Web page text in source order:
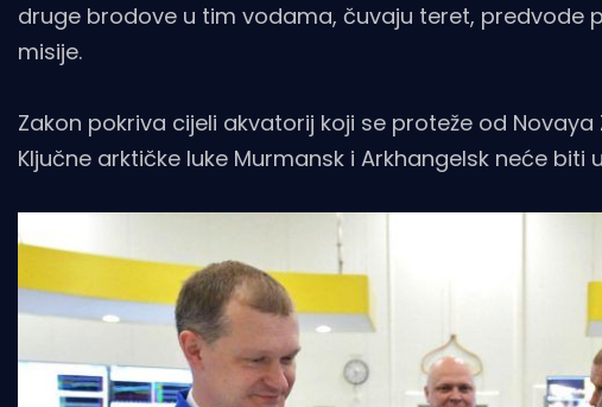
druge brodove u tim vodama, čuvaju teret, predvode
misije.
Zakon pokriva cijeli akvatorij koji se proteže od
Ključne arktičke luke Murmansk i Arkhangelsk neće biti